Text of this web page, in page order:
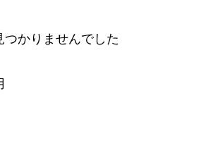
かりませんでした